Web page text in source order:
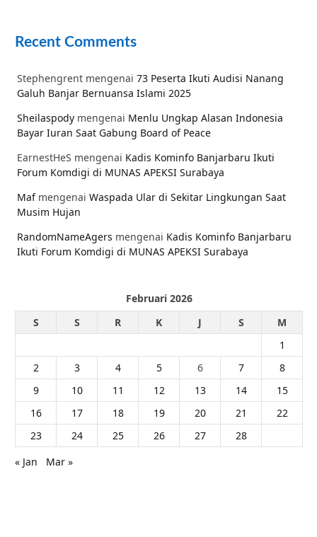
Recent Comments
Stephengrent mengenai 73 Peserta Ikuti Audisi Nanang
Galuh Banjar Bernuansa Islami 2025
Sheilaspody mengenai Menlu Ungkap Alasan Indonesia
Bayar Iuran Saat Gabung Board of Peace
EarnestHeS mengenai Kadis Kominfo Banjarbaru Ikuti
Forum Komdigi di MUNAS APEKSI Surabaya
Mafmengenai Waspada Ular di Sekitar Lingkungan Saat
Musim Hujan
RandomNameAgers mengenai Kadis Kominfo Banjarbaru
Ikuti Forum Komdigi di MUNAS APEKSI Surabaya
Februari 2026
S
S R K J S
M
1
2
3 4 5 6 7
8
9
10 11 12 13 14
15
16
17 18 19 20 21
22
23
24 25 26 27
28
« Jan
Mar »